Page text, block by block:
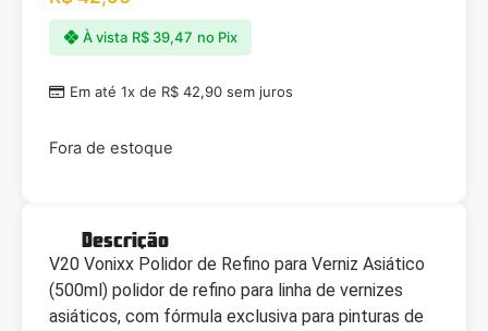
Descrição
V20 Vonixx Polidor de Refino para Verniz Asiático
(500ml) polidor de refino para linha de vernizes
asiáticos, com fórmula exclusiva para pinturas de
Em até 1x de R$ 42,90 sem juros
À vista R$39,47 no Pix
Fora de estoque